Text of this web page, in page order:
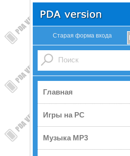
Старая форма входа
Главная
Игры на PC
Музыка MP3